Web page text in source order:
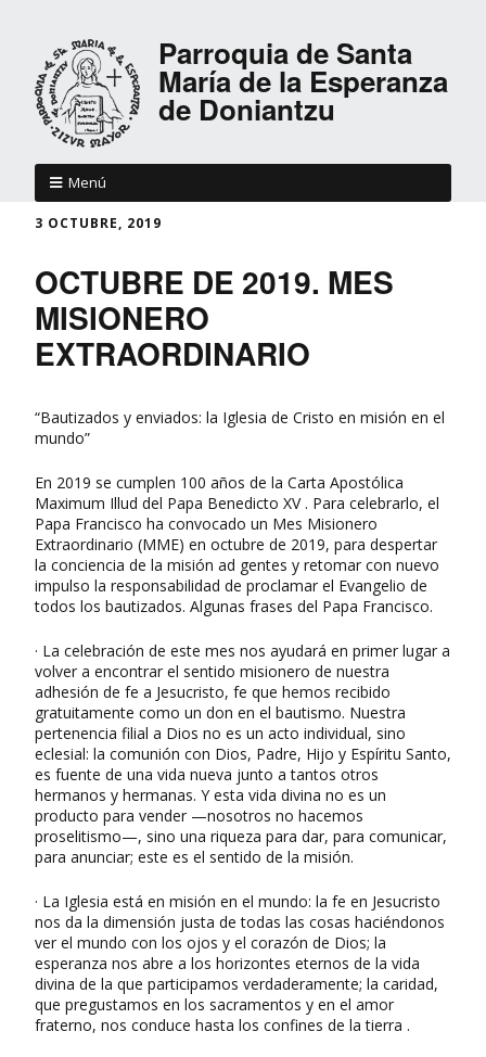
Parroquia de Santa
María de la Esperanza
de Doniantzu
Menú
3 OCTUBRE, 2019
OCTUBRE DE 2019. MES
MISIONERO
EXTRAORDINARIO
“Bautizados y enviados: la Iglesia de Cristo en misión en el
mundo”
En 2019 se cumplen 100 años de la Carta Apostólica
Maximum Illud del Papa Benedicto XV . Para celebrarlo, el
Papa Francisco ha convocado un Mes Misionero
Extraordinario (MME) en octubre de 2019, para despertar
la conciencia de la misión ad gentes y retomar con nuevo
impulso la responsabilidad de proclamar el Evangelio de
todos los bautizados. Algunas frases del Papa Francisco.
· La celebración de este mes nos ayudará en primer lugar a
volver a encontrar el sentido misionero de nuestra
adhesión de fe a Jesucristo, fe que hemos recibido
gratuitamente como un don en el bautismo. Nuestra
pertenencia filial a Dios no es un acto individual, sino
eclesial: la comunión con Dios, Padre, Hijo y Espíritu Santo,
es fuente de una vida nueva junto a tantos otros
hermanos y hermanas. Y esta vida divina no es un
producto para vender —nosotros no hacemos
proselitismo—, sino una riqueza para dar, para comunicar,
para anunciar; este es el sentido de la misión.
· La Iglesia está en misión en el mundo: la fe en Jesucristo
nos da la dimensión justa de todas las cosas haciéndonos
ver el mundo con los ojos y el corazón de Dios; la
esperanza nos abre a los horizontes eternos de la vida
divina de la que participamos verdaderamente; la caridad,
que pregustamos en los sacramentos y en el amor
fraterno, nos conduce hasta los confines de la tierra .